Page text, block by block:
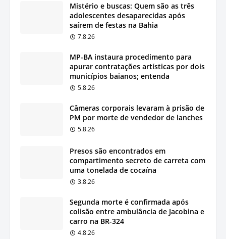
Mistério e buscas: Quem são as três
adolescentes desaparecidas após
saírem de festas na Bahia
7.8.26
MP-BA instaura procedimento para
apurar contratações artísticas por dois
municípios baianos; entenda
5.8.26
Câmeras corporais levaram à prisão de
PM por morte de vendedor de lanches
5.8.26
Presos são encontrados em
compartimento secreto de carreta com
uma tonelada de cocaína
3.8.26
Segunda morte é confirmada após
colisão entre ambulância de Jacobina e
carro na BR-324
4.8.26